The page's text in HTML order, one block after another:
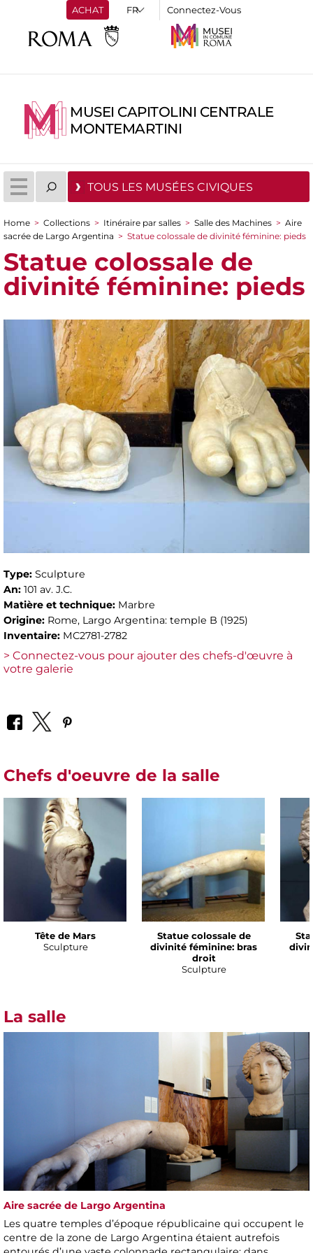
ACHAT Connectez-Vous
MUSEI CAPITOLINI CENTRALE
MONTEMARTINI
TOUS LES MUSÉES CIVIQUES
You are here
Home > Collections > Itinéraire par salles > Salle des Machines > Aire
sacrée de Largo Argentina > Statue colossale de divinité féminine: pieds
Statue colossale de
divinité féminine: pieds
Type: Sculpture
An: 101 av. J.C.
Matière et technique: Marbre
Origine: Rome, Largo Argentina: temple B (1925)
Inventaire: MC2781-2782
> Connectez-vous pour ajouter des chefs-d'œuvre à
votre galerie
Chefs d'oeuvre de la salle
Tête de Mars
Sculpture
Statue colossale de
divinité féminine: bras
droit
Sculpture
La salle
Aire sacrée de Largo Argentina
Les quatre temples d’époque républicaine qui occupent le
centre de la zone de Largo Argentina étaient autrefois